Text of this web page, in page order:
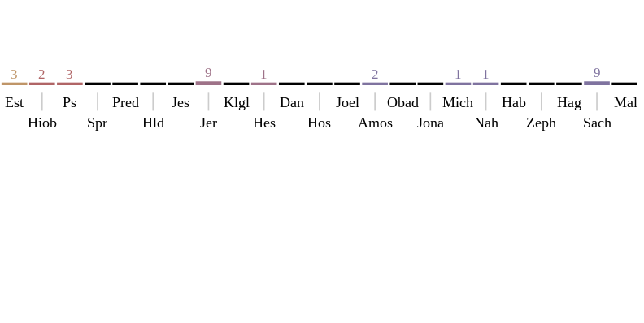
3
Est
2
Hiob
3
Ps
Spr
Pred
Hld
Jes
9
Jer
Klgl
1
Hes
Dan
Hos
Joel
2
Amos
Obad
Jona
1
Mich
1
Nah
Hab
Zeph
Hag
9
Sach
Mal